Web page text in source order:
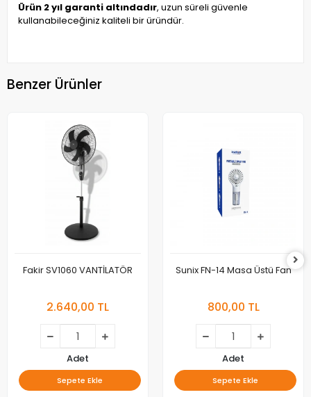
Ürün 2 yıl garanti altındadır, uzun süreli güvenle
kullanabileceğiniz kaliteli bir üründür.
Benzer Ürünler
Fakir SV1060 VANTİLATÖR
2.640,00 TL
Adet
Sepete Ekle
Sunix FN-14 Masa Üstü Fan
800,00 TL
Adet
Sepete Ekle